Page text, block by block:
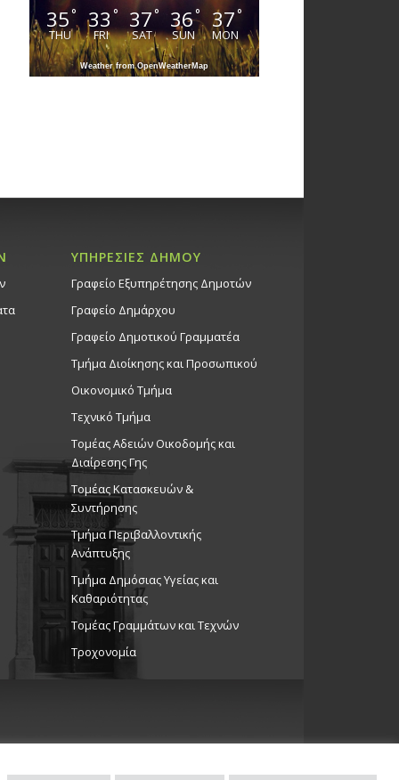
35°
THU
33 °
FRI
37°
SAT
36°
SUN
37°
MON
Weather from OpenWeatherMap
ΥΠΗΡΕΣΙΕΣ ΔΗΜΟΥ
Γραφείο Εξυπηρέτησης Δημοτών
Γραφείο Δημάρχου
Γραφείο Δημοτικού Γραμματέα
Τμήμα Διοίκησης και Προσωπικού
Οικονομικό Τμήμα
Τεχνικό Τμήμα
Τομέας Αδειών Οικοδομής και
Διαίρεσης Γης
Τομέας Κατασκευών &
Συντήρησης
Τμήμα Περιβαλλοντικής
Ανάπτυξης
Tμήμα Δημόσιας Υγείας και
Καθαριότητας
Τομέας Γραμμάτων και Τεχνών
Τροχονομία